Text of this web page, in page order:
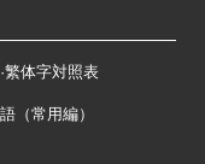
繁体字対照表
（常用編）